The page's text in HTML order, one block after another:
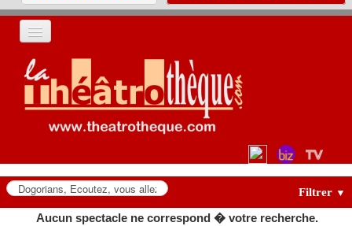
ACCUEIL
LES TEXTES
LES ANNONCES Filtrer ▼
Aucun spectacle ne correspond � votre recherche.